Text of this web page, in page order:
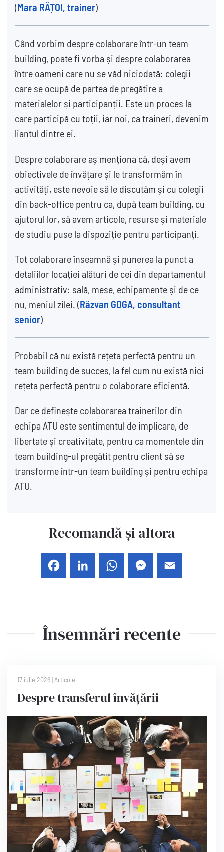
(Mara RĂȚOI, trainer)
Când vorbim despre colaborare într-un team
building, poate fi vorba și despre colaborarea
între oameni care nu se văd niciodată: colegii
care se ocupă de partea de pregătire a
materialelor și participanții. Este un proces la
care participă cu toții, iar noi, ca traineri, devenim
liantul dintre ei.
Despre colaborare aș menționa că, deși avem
obiectivele de învățare și le transformăm în
activități, este nevoie să le discutăm și cu colegii
din back-office pentru ca, după team building, cu
ajutorul lor, să avem articole, resurse și materiale
de studiu puse la dispoziție pentru participanți.
Tot colaborare înseamnă și punerea la punct a
detaliilor locației alături de cei din departamentul
administrativ: sală, mese, echipamente și de ce
nu, meniul zilei. (Răzvan GOGA, consultant
senior)
Probabil că nu există rețeta perfectă pentru un
team building de succes, la fel cum nu există nici
rețeta perfectă pentru o colaborare eficientă.
Dar ce definește colaborarea trainerilor din
echipa ATU este sentimentul de implicare, de
libertate și creativitate, pentru ca momentele din
team building-ul pregătit pentru client să se
transforme într-un team building și pentru echipa
ATU.
Recomandă și altora
Facebook LinkedIn WhatsApp Messenger
Însemnări recente
17 iulie 2026|Articole
Despre transferul învățării